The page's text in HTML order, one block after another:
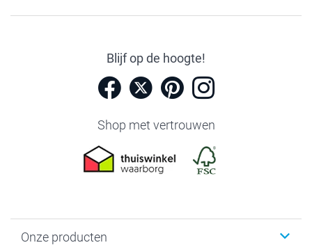
Blijf op de hoogte!
Shop met vertrouwen
Onze producten